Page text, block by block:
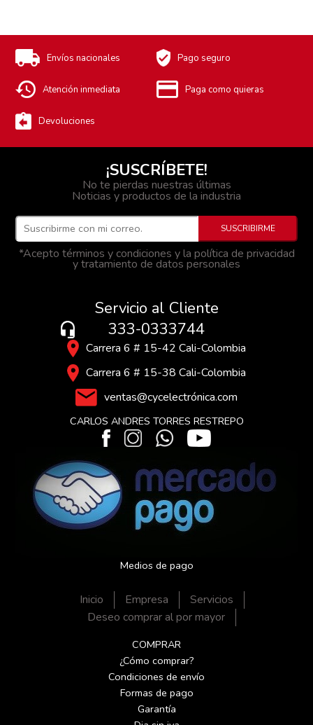
Envíos nacionales Pago seguro
Atención inmediata Paga como quieras
Devoluciones
¡SUSCRÍBETE!
No te pierdas nuestras últimas
Noticias y productos de la industria
*Acepto términos y condiciones y la política de privacidad
y tratamiento de datos personales
Servicio al Cliente
333-0333744
Carrera 6 # 15-42 Cali-Colombia
Carrera 6 # 15-38 Cali-Colombia
ventas@cycelectrónica.com
CARLOS ANDRES TORRES RESTREPO
Medios de pago
Inicio Empresa
Servicios
Deseo comprar al por mayor
COMPRAR
¿Cómo comprar?
Condiciones de envío
Formas de pago
Garantía